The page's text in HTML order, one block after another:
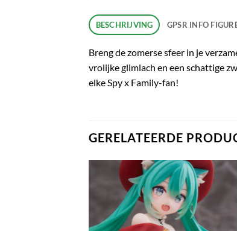
BESCHRIJVING GPSR INFO
Breng de zomerse sfeer in je
vrolijke glimlach en een schattige
elke Spy x Family-fan!
GERELATEERDE
Toevoegen
verlanglijst